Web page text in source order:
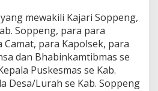
mewakili Kajari Soppeng,
Soppeng, para para
Camat, para Kapolsek, para
dan Bhabinkamtibmas se
Puskesmas se Kab.
Desa/Lurah se Kab. Soppeng